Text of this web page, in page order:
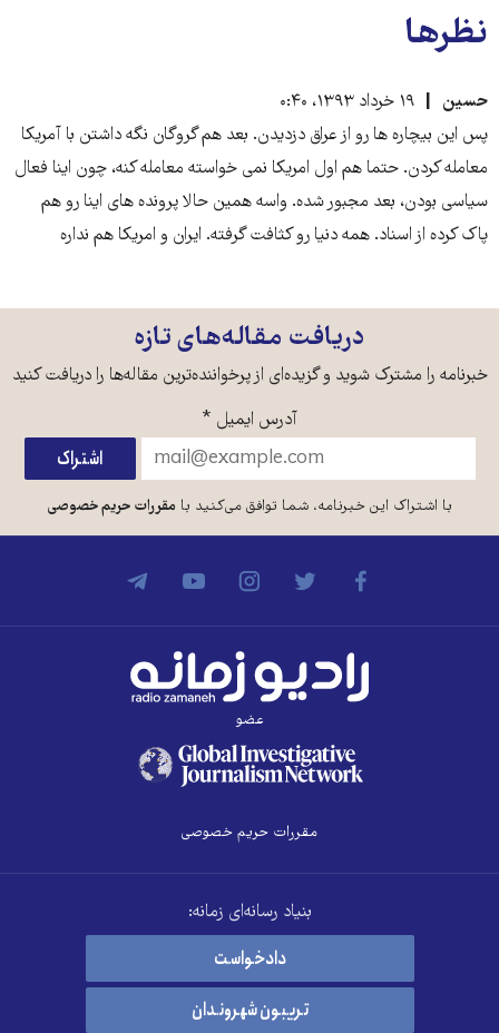
نظرها
حسین
۱۹ خرداد ۱۳۹۳، ۰:۴۰
پس این بیچاره ها رو از عراق دزدیدن. بعد هم گروگان نگه داشتن با آمریکا
معامله کردن. حتما هم اول امریکا نمی خواسته معامله کنه، چون اینا فعال
سیاسی بودن، بعد مجبور شده. واسه همین حالا پرونده های اینا رو هم
پاک کرده از اسناد. همه دنیا رو کثافت گرفته. ایران و امریکا هم نداره
دریافت مقاله‌های تازه
خبرنامه را مشترک شوید و گزیده‌ای از پرخواننده‌ترین مقاله‌ها را دریافت کنید
آدرس ایمیل *
با اشتراک این خبرنامه، شما توافق می‌کنید بامقررات حریم خصوصی
عضو
مقررات حریم خصوصی
بنیاد رسانه‌ای زمانه:
دادخواست
تریبون شهروندان